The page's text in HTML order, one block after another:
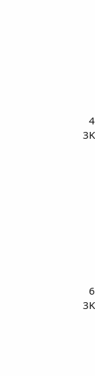
4
3K
6
3K